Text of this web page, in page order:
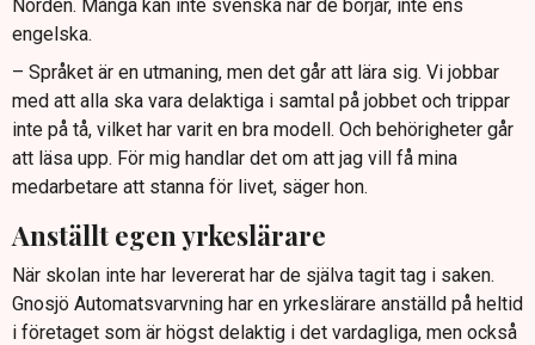
Norden. Många kan inte svenska när de börjar, inte ens
engelska.
– Språket är en utmaning, men det går att lära sig. Vi jobbar
med att alla ska vara delaktiga i samtal på jobbet och trippar
inte på tå, vilket har varit en bra modell. Och behörigheter går
att läsa upp. För mig handlar det om att jag vill få mina
medarbetare att stanna för livet, säger hon.
Anställt egen yrkeslärare
När skolan inte har levererat har de själva tagit tag i saken.
Gnosjö Automatsvarvning har en yrkeslärare anställd på heltid
i företaget som är högst delaktig i det vardagliga, men också